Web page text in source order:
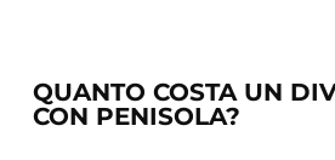
QUANTO COSTA UN
CON PENISOLA?